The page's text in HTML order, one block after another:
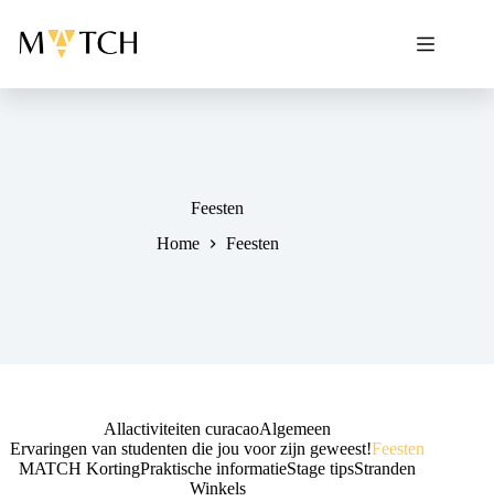
naar
Feesten
Home
Feesten
Allactiviteiten curacaoAlgemeen
Ervaringen van studenten die jou voor zijn geweest!Feesten
MATCH KortingPraktische informatieStage tipsStranden
Winkels